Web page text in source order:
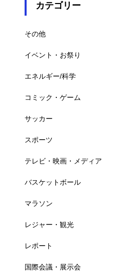
カテゴリー
その他
イベント・お祭り
エネルギー/科学
コミック・ゲーム
サッカー
スポーツ
テレビ・映画・メディア
バスケットボール
マラソン
レジャー・観光
レポート
国際会議・展示会